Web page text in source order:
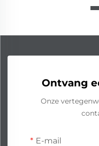
Ontvang
Onze
E-mail